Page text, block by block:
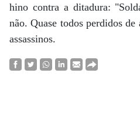
hino contra a ditadura:
não. Quase todos perdidos
assassinos.